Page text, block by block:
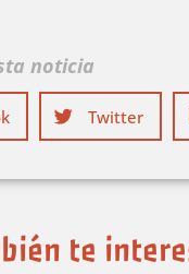
noticia
Twitter
te